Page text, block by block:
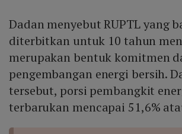
Dadan menyebut RUPTL yang
diterbitkan untuk 10 tahun
merupakan bentuk komitmen
pengembangan energi bersih.
tersebut, porsi pembangkit
terbarukan mencapai 51,6%